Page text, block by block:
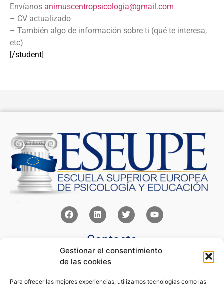
Gestionar el consentimiento
de las cookies
Para ofrecer las mejores experiencias, utilizamos tecnologías como las
Envíanos animuscentropsicologia@gmail.com
– CV actualizado
– También algo de información sobre ti (qué te interesa,
etc)
[/student]
Contacto
Av Juan XXIII 15b Pozuelo de Alarcón – Madrid
+34 91 352 77 28